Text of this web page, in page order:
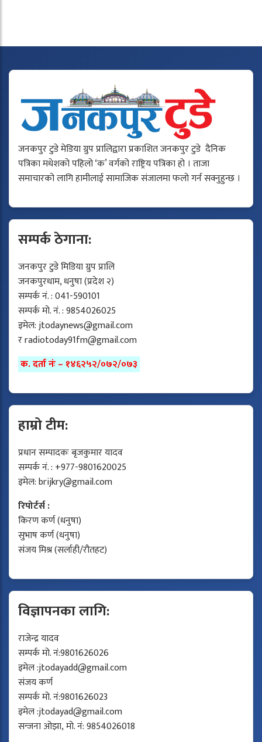
जनकपुर टुडे मेडिया ग्रुप प्रालिद्वारा प्रकाशित जनकपुर टुडे दैनिक
पत्रिका मधेशको पहिलो ‘क’ वर्गको राष्ट्रिय पत्रिका हो । ताजा
समाचारको लागि हामीलाई सामाजिक संजालमा फलो गर्न सक्नुहुन्छ ।
सम्पर्क ठेगाना:
जनकपुर टुडे मिडिया ग्रुप प्रालि
जनकपुरधाम, धनुषा (प्रदेश २)
सम्पर्क नं. : 041-590101
सम्पर्क मो. नं. : 9854026025
इमेल:jtodaynews@gmail.com
रradiotoday91fm@gmail.com
क. दर्ता नंः – १४६२५२/०७२/०७३
हाम्रो टीम:
प्रधान सम्पादकः बृजकुमार यादव
सम्पर्क नं. : +977-9801620025
इमेल:brijkry@gmail.com
रिपोर्टर्स :
किरण कर्ण (धनुषा)
सुभाष कर्ण (धनुषा)
संजय मिश्र (सर्लाही/रौतहट)
विज्ञापनका लागि:
राजेन्द्र यादव
सम्पर्क मो. नं:9801626026
इमेल :jtodayadd@gmail.com
संजय कर्ण
सम्पर्क मो. नं:9801626023
इमेल :jtodayad@gmail.com
सन्जना ओझा, मो. नं: 9854026018